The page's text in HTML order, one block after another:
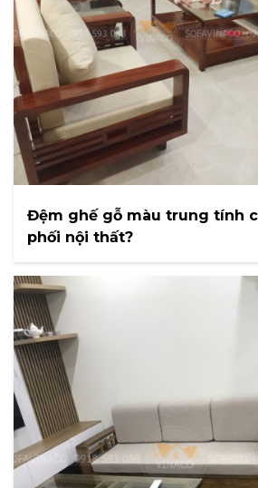
Đệm ghế gỗ màu trung tính
phối nội thất?